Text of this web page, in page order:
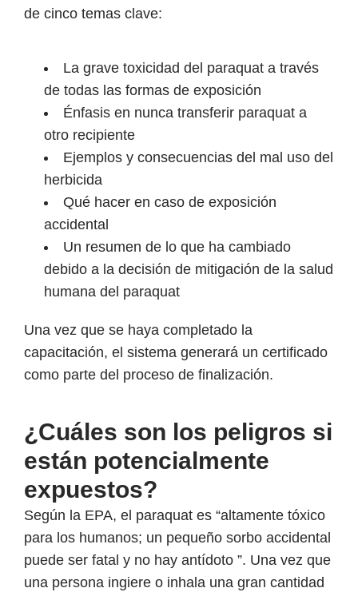
de cinco temas clave:
La grave toxicidad del paraquat a través
de todas las formas de exposición
Énfasis en nunca transferir paraquat a
otro recipiente
Ejemplos y consecuencias del mal uso del
herbicida
Qué hacer en caso de exposición
accidental
Un resumen de lo que ha cambiado
debido a la decisión de mitigación de la salud
humana del paraquat
Una vez que se haya completado la
capacitación, el sistema generará un certificado
como parte del proceso de finalización.
¿Cuáles son los peligros si
están potencialmente
expuestos?
Según la EPA, el paraquat es “altamente tóxico
para los humanos; un pequeño sorbo accidental
puede ser fatal y no hay antídoto ”. Una vez que
una persona ingiere o inhala una gran cantidad